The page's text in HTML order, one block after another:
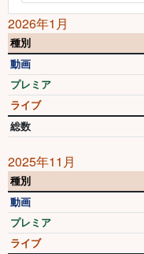
2026年1月
種別
動画
プレミア
ライブ
総数
2025年11月
種別
動画
プレミア
ライブ